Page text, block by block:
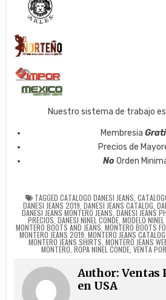
Nuestro sistema de trabajo
Membresia
Precios de
No Orden
TAGGED CATALOGO DANESI JEANS
DANESI JEANS 2019 DANESI JEANS CATALOG
DANESI JEANS MONTERO JEANS DANESI JEANS
PRECIOS DANESI NINEL CONDE MODELO
MONTERO BOOTS AND JEANS MONTERO BOOTS
MONTERO JEANS 2019 MONTERO JEANS
MONTERO JEANS SHIRTS MONTERO JEANS
MONTERO ROPA NINEL CONDE, VENTA
Author:Ventas
en USA